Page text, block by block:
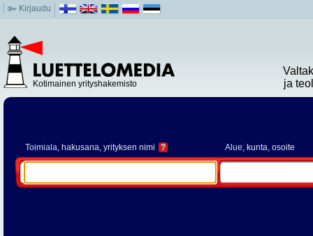
Kirjaudu
Kotimainen yrityshakemisto
ja
Toimiala, hakusana, yrityksen nimi ? Alue, kunta, osoite